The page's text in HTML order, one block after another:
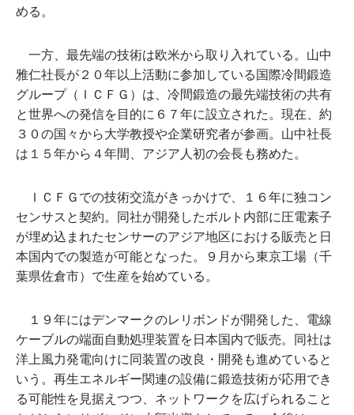
める。
一方、最先端の技術は欧米から取り入れている。山中
雅仁社長が２０年以上活動に参加している国際冷間鍛造
グループ（ＩＣＦＧ）は、冷間鍛造の最先端技術の共有
と世界への発信を目的に６７年に設立された。現在、約
３０の国々から大学教授や企業研究者が参画。山中社長
は１５年から４年間、アジア人初の会長も務めた。
ＩＣＦＧでの技術交流がきっかけで、１６年に独コン
センサスと契約。同社が開発したボルト内部に圧電素子
が埋め込まれたセンサーのアジア地区における販売と日
本国内での製造が可能となった。９月から東京工場（千
葉県佐倉市）で生産を始めている。
１９年にはデンマークのレリボンドが開発した、電線
ケーブルの端面自動処理装置を日本国内で販売。同社は
洋上風力発電向けに同装置の改良・開発も進めていると
いう。再生エネルギー関連の設備に鍛造技術が応用でき
る可能性を見据えつつ、ネットワークを広げられること